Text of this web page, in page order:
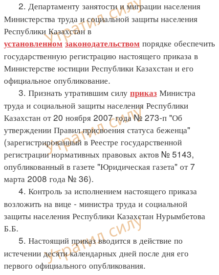
2. Департаменту занятости и миграции населения
Министерства труда и социальной защиты населения
Республики Казахстан в
установленном законодательством порядке обеспечить
государственную регистрацию настоящего приказа в
Министерстве юстиции Республики Казахстан и его
официальное опубликование.
3. Признать утратившим силу приказ Министра
труда и социальной защиты населения Республики
Казахстан от 20 ноября 2007 года № 273-п "Об
утверждении Правил присвоения статуса беженца"
(зарегистрированный в Реестре государственной
регистрации нормативных правовых актов № 5143,
опубликованный в газете "Юридическая газета" от 7
марта 2008 года № 36).
4. Контроль за исполнением настоящего приказа
возложить на вице - министра труда и социальной
защиты населения Республики Казахстан Нурымбетова
Б.Б.
5. Настоящий приказ вводится в действие по
истечении десяти календарных дней после дня его
первого официального опубликования.